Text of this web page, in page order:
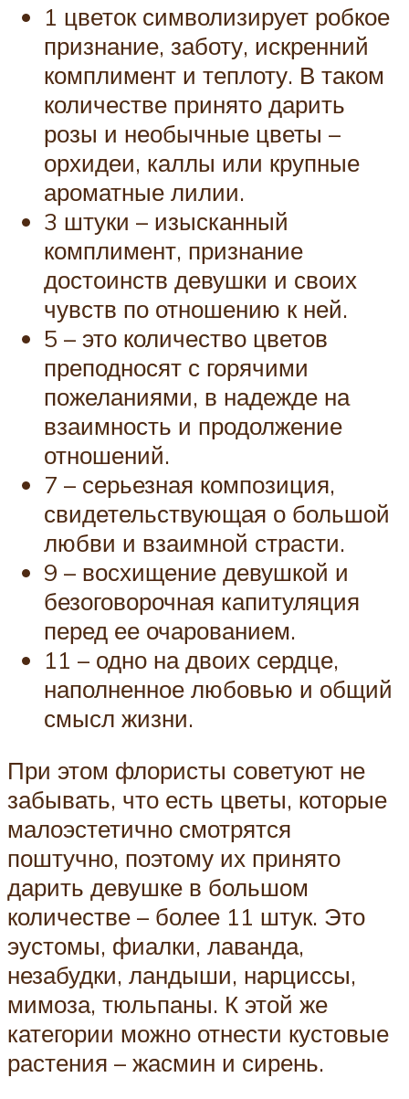
1 цветок символизирует робкое
признание, заботу, искренний
комплимент и теплоту. В таком
количестве принято дарить
розы и необычные цветы –
орхидеи, каллы или крупные
ароматные лилии.
3 штуки – изысканный
комплимент, признание
достоинств девушки и своих
чувств по отношению к ней.
5 – это количество цветов
преподносят с горячими
пожеланиями, в надежде на
взаимность и продолжение
отношений.
7 – серьезная композиция,
свидетельствующая о большой
любви и взаимной страсти.
9 – восхищение девушкой и
безоговорочная капитуляция
перед ее очарованием.
11 – одно на двоих сердце,
наполненное любовью и общий
смысл жизни.
При этом флористы советуют не
забывать, что есть цветы, которые
малоэстетично смотрятся
поштучно, поэтому их принято
дарить девушке в большом
количестве – более 11 штук. Это
эустомы, фиалки, лаванда,
незабудки, ландыши, нарциссы,
мимоза, тюльпаны. К этой же
категории можно отнести кустовые
растения – жасмин и сирень.